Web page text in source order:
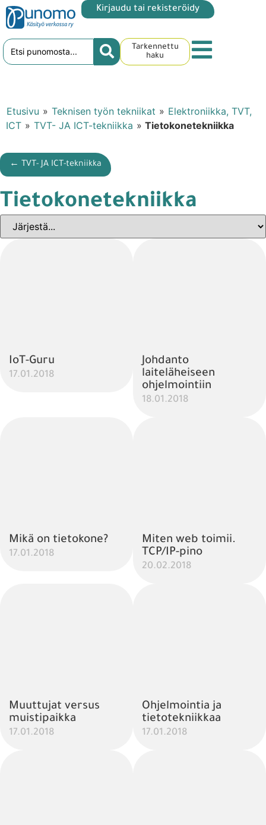
Kirjaudu tai rekisteröidy
Tarkennettu
haku
Etusivu » Teknisen työn tekniikat » Elektroniikka, TVT,
ICT » TVT- JA ICT-tekniikka » Tietokonetekniikka
← TVT- JA ICT-tekniikka
Tietokonetekniikka
IoT-Guru
17.01.2018
Johdanto
laiteläheiseen
ohjelmointiin
18.01.2018
Mikä on tietokone?
17.01.2018
Miten web toimii.
TCP/IP-pino
20.02.2018
Muuttujat versus
muistipaikka
17.01.2018
Ohjelmointia ja
tietotekniikkaa
17.01.2018